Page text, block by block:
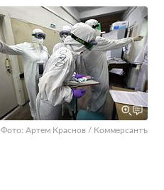
Фото: Артем Краснов / Коммерсантъ